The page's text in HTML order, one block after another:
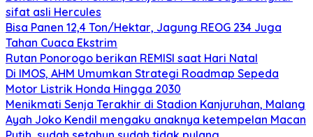
sifat asli Hercules
Bisa Panen 12,4 Ton/Hektar, Jagung REOG 234 Juga
Tahan Cuaca Ekstrim
Rutan Ponorogo berikan REMISI saat Hari Natal
Di IMOS, AHM Umumkan Strategi Roadmap Sepeda
Motor Listrik Honda Hingga 2030
Menikmati Senja Terakhir di Stadion Kanjuruhan, Malang
Ayah Joko Kendil mengaku anaknya ketempelan Macan